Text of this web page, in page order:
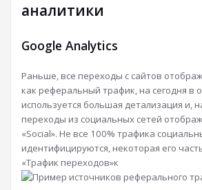
аналитики
Google Analytics
Раньше, все переходы с сайтов
как реферальный трафик, на сегодня в
используется большая детализация и,
переходы из социальных сетей
«Social». Не все 100% трафика
идентифицируются, некоторая его
«Трафик переходов»к